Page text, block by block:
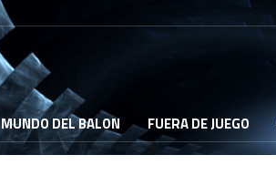
MUNDO DEL BALON FUERA DE JUEGO